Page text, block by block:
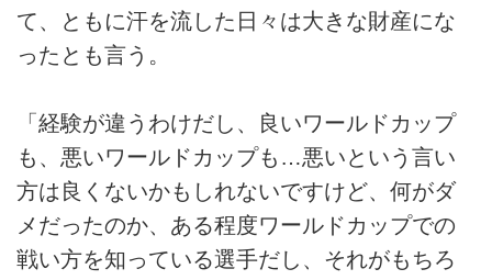
て、ともに汗を流した日々は大きな財産にな
ったとも言う。
「経験が違うわけだし、良いワールドカップ
も、悪いワールドカップも…悪いという言い
方は良くないかもしれないですけど、何がダ
メだったのか、ある程度ワールドカップでの
戦い方を知っている選手だし、それがもちろ